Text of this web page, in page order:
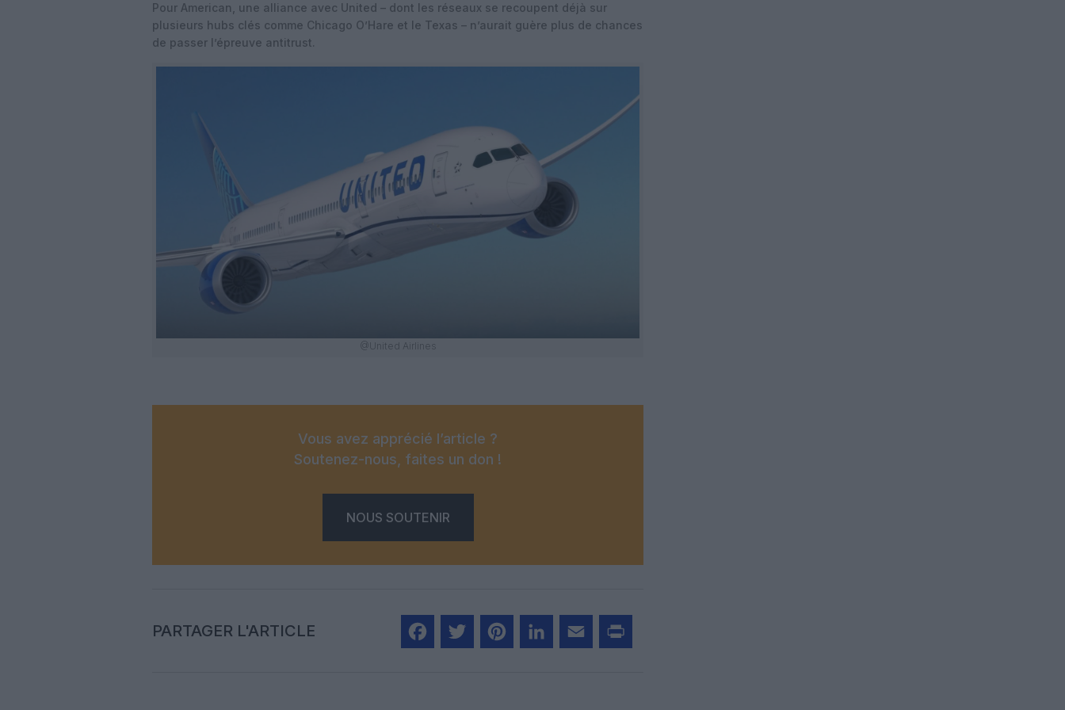
Pour American, une alliance avec United – dont les réseaux se recoupent déjà sur
plusieurs hubs clés comme Chicago O’Hare et le Texas – n’aurait guère plus de chances
de passer l’épreuve antitrust.
@United Airlines
Vous avez apprécié l’article ?
Soutenez-nous, faites un don !
NOUS SOUTENIR
PARTAGER L'ARTICLE